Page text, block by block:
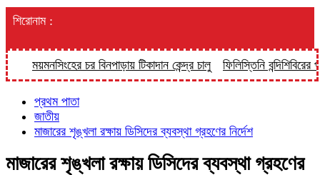
শিরোনাম :
ময়মনসিংহের চর বিনপাড়ায় টিকাদান কেন্দ্র চালু ফিলিস্তিনি বন্দিশিবিরের
প্রথম পাতা
জাতীয়
মাজারের শৃঙ্খলা রক্ষায় ডিসিদের ব্যবস্থা গ্রহণের নির্দেশ
মাজারের শৃঙ্খলা রক্ষায় ডিসিদের ব্যবস্থা গ্রহণের